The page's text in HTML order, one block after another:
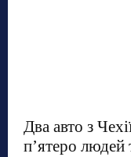
Два авто з
п’ятеро людей